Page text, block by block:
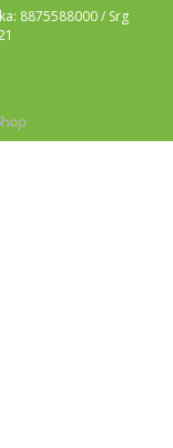
8875588000 / Srg